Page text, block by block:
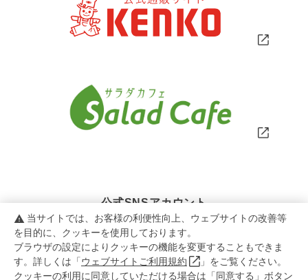
公式SNSアカウント
warning 当サイトでは、お客様の利便性向上、ウェブサイトの改善等
を目的に、クッキーを使用しております。
ブラウザの設定によりクッキーの機能を変更することもできま
す。詳しくは「ウェブサイトご利用規約
」をご覧ください。
クッキーの利用に同意していただける場合は「同意する」ボタン